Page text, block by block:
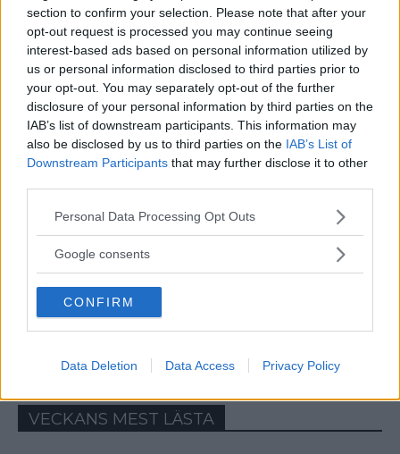
section to confirm your selection. Please note that after your
opt-out request is processed you may continue seeing
interest-based ads based on personal information utilized by
us or personal information disclosed to third parties prior to
your opt-out. You may separately opt-out of the further
disclosure of your personal information by third parties on the
IAB’s list of downstream participants. This information may
also be disclosed by us to third parties on the IAB’s List of
Downstream Participants that may further disclose it to other
Please note that this website/app uses one or more Google
not limited to your visit or usage behaviour. You may click to
use your data for below specified purposes in below Google
consent section.
Personal Data Processing Opt Outs
Google consents
CONFIRM
Data Deletion Data Access Privacy Policy
RELATERADE ARTIKLAR
Vad Är Den Lilla Fickan På Jeans
Till För?
Vad Är Blue Balls? Och Varför Får
Man Det Egentligen?
6 Sätt Att Stärka Vår Intelligens
VECKANS MEST LÄSTA